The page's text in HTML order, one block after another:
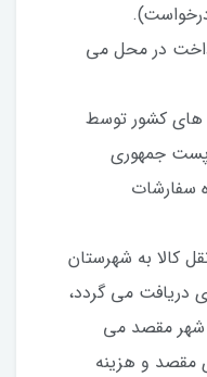
در محل می
های کشور توسط
جمهوری
سفارشات
کالا به شهرستان
دریافت می گردد،
شهر مقصد می
مقصد و هزینه